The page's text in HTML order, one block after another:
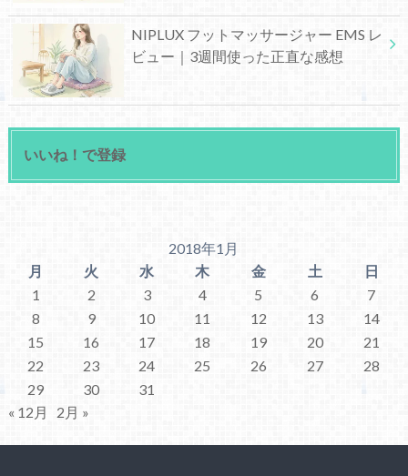
NIPLUX フットマッサージャー EMS レ
ビュー｜3週間使った正直な感想
いいね！で登録
2018年1月
月
火 水 木 金 土
日
1
2 3 4 5 6
7
8
9 10 11 12 13
14
15
16 17 18 19 20
21
22
23 24 25 26 27
28
29
30
31
« 12月
2月 »